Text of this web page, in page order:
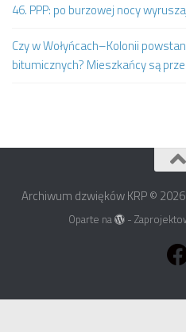
46. PPP: po burzowej nocy
Czy w Wołyńcach–Kolonii
bitumicznych? Mieszkańcy są
Archiwum dzwięków KRP ©
Oparte na -